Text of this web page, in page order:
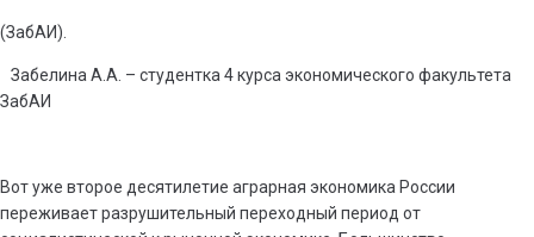
(ЗабАИ).
Забелина А.А. – студентка 4 курса экономического факультета
ЗабАИ
Вот уже второе десятилетие аграрная экономика России
переживает разрушительный переходный период от